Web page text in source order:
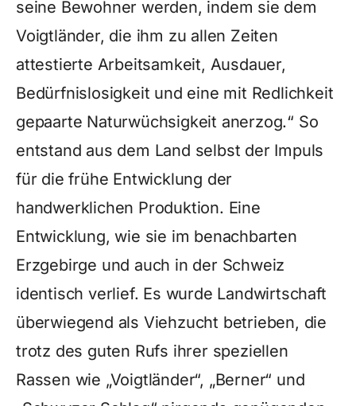
seine Bewohner werden, indem sie dem
Voigtländer, die ihm zu allen Zeiten
attestierte Arbeitsamkeit, Ausdauer,
Bedürfnislosigkeit und eine mit Redlichkeit
gepaarte Naturwüchsigkeit anerzog.“ So
entstand aus dem Land selbst der Impuls
für die frühe Entwicklung der
handwerklichen Produktion. Eine
Entwicklung, wie sie im benachbarten
Erzgebirge und auch in der Schweiz
identisch verlief. Es wurde Landwirtschaft
überwiegend als Viehzucht betrieben, die
trotz des guten Rufs ihrer speziellen
Rassen wie „Voigtländer“, „Berner“ und